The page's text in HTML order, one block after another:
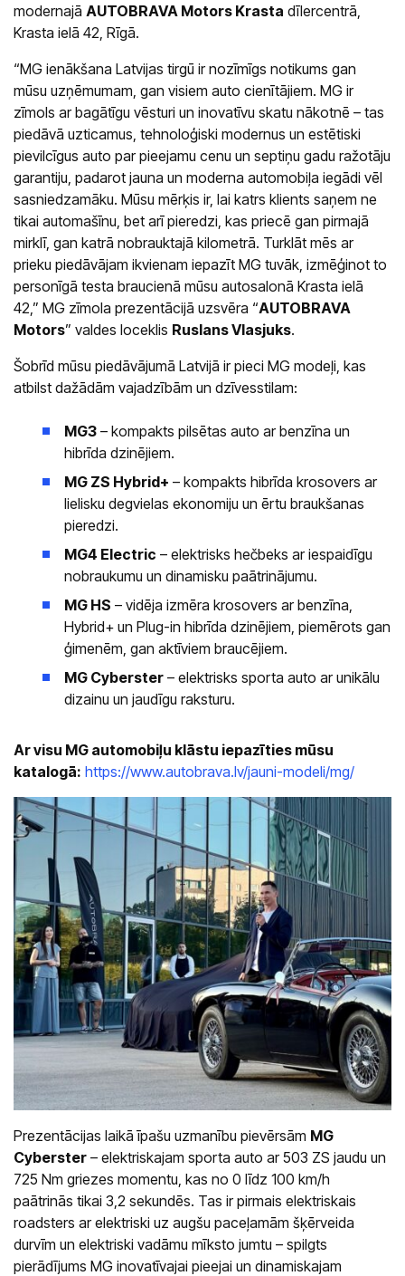
modernajā AUTOBRAVA Motors Krasta dīlercentrā,
Krasta ielā 42, Rīgā.
“MG ienākšana Latvijas tirgū ir nozīmīgs notikums gan
mūsu uzņēmumam, gan visiem auto cienītājiem. MG ir
zīmols ar bagātīgu vēsturi un inovatīvu skatu nākotnē – tas
piedāvā uzticamus, tehnoloģiski modernus un estētiski
pievilcīgus auto par pieejamu cenu un septiņu gadu ražotāju
garantiju, padarot jauna un moderna automobiļa iegādi vēl
sasniedzamāku. Mūsu mērķis ir, lai katrs klients saņem ne
tikai automašīnu, bet arī pieredzi, kas priecē gan pirmajā
mirklī, gan katrā nobrauktajā kilometrā. Turklāt mēs ar
prieku piedāvājam ikvienam iepazīt MG tuvāk, izmēģinot to
personīgā testa braucienā mūsu autosalonā Krasta ielā
42,” MG zīmola prezentācijā uzsvēra “AUTOBRAVA
Motors” valdes loceklis Ruslans Vlasjuks.
Šobrīd mūsu piedāvājumā Latvijā ir pieci MG modeļi, kas
atbilst dažādām vajadzībām un dzīvesstilam:
MG3 – kompakts pilsētas auto ar benzīna un
hibrīda dzinējiem.
MG ZS Hybrid+ – kompakts hibrīda krosovers ar
lielisku degvielas ekonomiju un ērtu braukšanas
pieredzi.
MG4 Electric – elektrisks hečbeks ar iespaidīgu
nobraukumu un dinamisku paātrinājumu.
MG HS – vidēja izmēra krosovers ar benzīna,
Hybrid+ un Plug-in hibrīda dzinējiem, piemērots gan
ģimenēm, gan aktīviem braucējiem.
MG Cyberster – elektrisks sporta auto ar unikālu
dizainu un jaudīgu raksturu.
Ar visu MG automobiļu klāstu iepazīties mūsu
katalogā: https://www.autobrava.lv/jauni-modeli/mg/
Prezentācijas laikā īpašu uzmanību pievērsām MG
Cyberster – elektriskajam sporta auto ar 503 ZS jaudu un
725 Nm griezes momentu, kas no 0 līdz 100 km/h
paātrinās tikai 3,2 sekundēs. Tas ir pirmais elektriskais
roadsters ar elektriski uz augšu paceļamām šķērveida
durvīm un elektriski vadāmu mīksto jumtu – spilgts
pierādījums MG inovatīvajai pieejai un dinamiskajam